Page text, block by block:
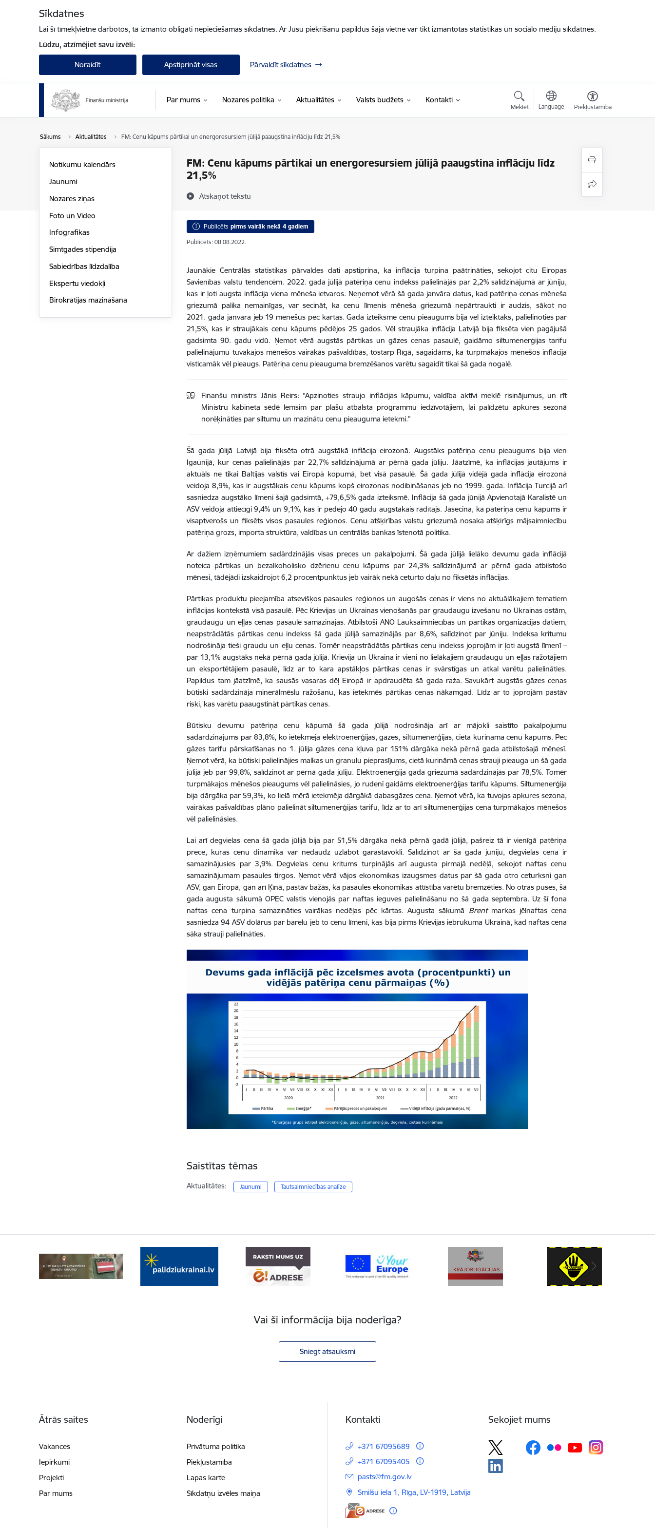
Sīkdatnes
Lai šī tīmekļvietne darbotos, tā izmanto obligāti nepieciešamās sīkdatnes. Ar Jūsu piekrišanu papildus šajā vietnē var tikt izmantotas statistikas un sociālo mediju sīkdatnes.
Lūdzu, atzīmējiet savu izvēli:
Noraidīt Apstiprināt visas Pārvaldīt sīkdatnes
Par mums Nozares politika Aktualitātes Valsts budžets Kontakti
Meklēt Language Piekļūstamība
Sākums Aktualitātes FM: Cenu kāpums pārtikai un energoresursiem jūlijā paaugstina inflāciju līdz 21,5%
FM: Cenu kāpums pārtikai un energoresursiem jūlijā paaugstina inflāciju līdz
21,5%
Atskaņot tekstu
Notikumu kalendārs
Jaunumi
Nozares ziņas
Foto un Video
Infografikas
Simtgades stipendija
Sabiedrības līdzdalība
Ekspertu viedokļi
Birokrātijas mazināšana
Publicēts pirms vairāk nekā 4 gadiem
Publicēts: 08.08.2022.
Jaunākie Centrālās statistikas pārvaldes dati apstiprina, ka inflācija turpina paātrināties, sekojot citu Eiropas
Savienības valstu tendencēm. 2022. gada jūlijā patēriņa cenu indekss palielinājās par 2,2% salīdzinājumā ar jūniju,
kas ir ļoti augsta inflācija viena mēneša ietvaros. Neņemot vērā šā gada janvāra datus, kad patēriņa cenas mēneša
griezumā palika nemainīgas, var secināt, ka cenu līmenis mēneša griezumā nepārtraukti ir audzis, sākot no
2021. gada janvāra jeb 19 mēnešus pēc kārtas. Gada izteiksmē cenu pieaugums bija vēl izteiktāks, palielinoties par
21,5%, kas ir straujākais cenu kāpums pēdējos 25 gados. Vēl straujāka inflācija Latvijā bija fiksēta vien pagājušā
gadsimta 90. gadu vidū. Ņemot vērā augstās pārtikas un gāzes cenas pasaulē, gaidāmo siltumenerģijas tarifu
palielinājumu tuvākajos mēnešos vairākās pašvaldībās, tostarp Rīgā, sagaidāms, ka turpmākajos mēnešos inflācija
visticamāk vēl pieaugs. Patēriņa cenu pieauguma bremzēšanos varētu sagaidīt tikai šā gada nogalē.
Finanšu ministrs Jānis Reirs: “Apzinoties straujo inflācijas kāpumu, valdība aktīvi meklē risinājumus, un rīt
Ministru kabineta sēdē lemsim par plašu atbalsta programmu iedzīvotājiem, lai palīdzētu apkures sezonā
norēķināties par siltumu un mazinātu cenu pieauguma ietekmi.”
Šā gada jūlijā Latvijā bija fiksēta otrā augstākā inflācija eirozonā. Augstāks patēriņa cenu pieaugums bija vien
Igaunijā, kur cenas palielinājās par 22,7% salīdzinājumā ar pērnā gada jūliju. Jāatzīmē, ka inflācijas jautājums ir
aktuāls ne tikai Baltijas valstīs vai Eiropā kopumā, bet visā pasaulē. Šā gada jūlijā vidējā gada inflācija eirozonā
veidoja 8,9%, kas ir augstākais cenu kāpums kopš eirozonas nodibināšanas jeb no 1999. gada. Inflācija Turcijā arī
sasniedza augstāko līmeni šajā gadsimtā, +79,6,5% gada izteiksmē. Inflācija šā gada jūnijā Apvienotajā Karalistē un
ASV veidoja attiecīgi 9,4% un 9,1%, kas ir pēdējo 40 gadu augstākais rādītājs. Jāsecina, ka patēriņa cenu kāpums ir
visaptverošs un fiksēts visos pasaules reģionos. Cenu atšķirības valstu griezumā nosaka atšķirīgs mājsaimniecību
patēriņa grozs, importa struktūra, valdības un centrālās bankas īstenotā politika.
Ar dažiem izņēmumiem sadārdzinājās visas preces un pakalpojumi. Šā gada jūlijā lielāko devumu gada inflācijā
noteica pārtikas un bezalkoholisko dzērienu cenu kāpums par 24,3% salīdzinājumā ar pērnā gada atbilstošo
mēnesi, tādējādi izskaidrojot 6,2 procentpunktus jeb vairāk nekā ceturto daļu no fiksētās inflācijas.
Pārtikas produktu pieejamība atsevišķos pasaules reģionos un augošās cenas ir viens no aktuālākajiem tematiem
inflācijas kontekstā visā pasaulē. Pēc Krievijas un Ukrainas vienošanās par graudaugu izvešanu no Ukrainas ostām,
graudaugu un eļļas cenas pasaulē samazinājās. Atbilstoši ANO Lauksaimniecības un pārtikas organizācijas datiem,
neapstrādātās pārtikas cenu indekss šā gada jūlijā samazinājās par 8,6%, salīdzinot par jūniju. Indeksa kritumu
nodrošināja tieši graudu un eļļu cenas. Tomēr neapstrādātās pārtikas cenu indekss joprojām ir ļoti augstā līmenī –
par 13,1% augstāks nekā pērnā gada jūlijā. Krievija un Ukraina ir vieni no lielākajiem graudaugu un eļļas ražotājiem
un eksportētājiem pasaulē, līdz ar to kara apstākļos pārtikas cenas ir svārstīgas un atkal varētu palielināties.
Papildus tam jāatzīmē, ka sausās vasaras dēļ Eiropā ir apdraudēta šā gada raža. Savukārt augstās gāzes cenas
būtiski sadārdzināja minerālmēslu ražošanu, kas ietekmēs pārtikas cenas nākamgad. Līdz ar to joprojām pastāv
riski, kas varētu paaugstināt pārtikas cenas.
Būtisku devumu patēriņa cenu kāpumā šā gada jūlijā nodrošināja arī ar mājokli saistīto pakalpojumu
sadārdzinājums par 83,8%, ko ietekmēja elektroenerģijas, gāzes, siltumenerģijas, cietā kurināmā cenu kāpums. Pēc
gāzes tarifu pārskatīšanas no 1. jūlija gāzes cena kļuva par 151% dārgāka nekā pērnā gada atbilstošajā mēnesī.
Ņemot vērā, ka būtiski palielinājies malkas un granulu pieprasījums, cietā kurināmā cenas strauji pieauga un šā gada
jūlijā jeb par 99,8%, salīdzinot ar pērnā gada jūliju. Elektroenerģija gada griezumā sadārdzinājās par 78,5%. Tomēr
turpmākajos mēnešos pieaugums vēl palielināsies, jo rudenī gaidāms elektroenerģijas tarifu kāpums. Siltumenerģija
bija dārgāka par 59,3%, ko lielā mērā ietekmēja dārgākā dabasgāzes cena. Ņemot vērā, ka tuvojas apkures sezona,
vairākas pašvaldības plāno palielināt siltumenerģijas tarifu, līdz ar to arī siltumenerģijas cena turpmākajos mēnešos
vēl palielināsies.
Lai arī degvielas cena šā gada jūlijā bija par 51,5% dārgāka nekā pērnā gadā jūlijā, pašreiz tā ir vienīgā patēriņa
prece, kuras cenu dinamika var nedaudz uzlabot garastāvokli. Salīdzinot ar šā gada jūniju, degvielas cena ir
samazinājusies par 3,9%. Degvielas cenu kritums turpinājās arī augusta pirmajā nedēļā, sekojot naftas cenu
samazinājumam pasaules tirgos. Ņemot vērā vājos ekonomikas izaugsmes datus par šā gada otro ceturksni gan
ASV, gan Eiropā, gan arī Ķīnā, pastāv bažās, ka pasaules ekonomikas attīstība varētu bremzēties. No otras puses, šā
gada augusta sākumā OPEC valstis vienojās par naftas ieguves palielināšanu no šā gada septembra. Uz šī fona
naftas cena turpina samazināties vairākas nedēļas pēc kārtas. Augusta sākumā Brentmarkas jēlnaftas cena
sasniedza 94 ASV dolārus par barelu jeb to cenu līmeni, kas bija pirms Krievijas iebrukuma Ukrainā, kad naftas cena
sāka strauji palielināties.
Saistītas tēmas
Aktualitātes: Jaunumi Tautsaimniecības analīze
Vai šī informācija bija noderīga?
Sniegt atsauksmi
Ātrās saites
Vakances
Iepirkumi
Projekti
Par mums
Noderīgi
Privātuma politika
Piekļūstamība
Lapas karte
Sīkdatņu izvēles maiņa
Kontakti
+371 67095689
+371 67095405
E-pasts:
pasts@fm.gov.lv
Smilšu iela 1, Rīga, LV-1919, Latvija
Sekojiet mums